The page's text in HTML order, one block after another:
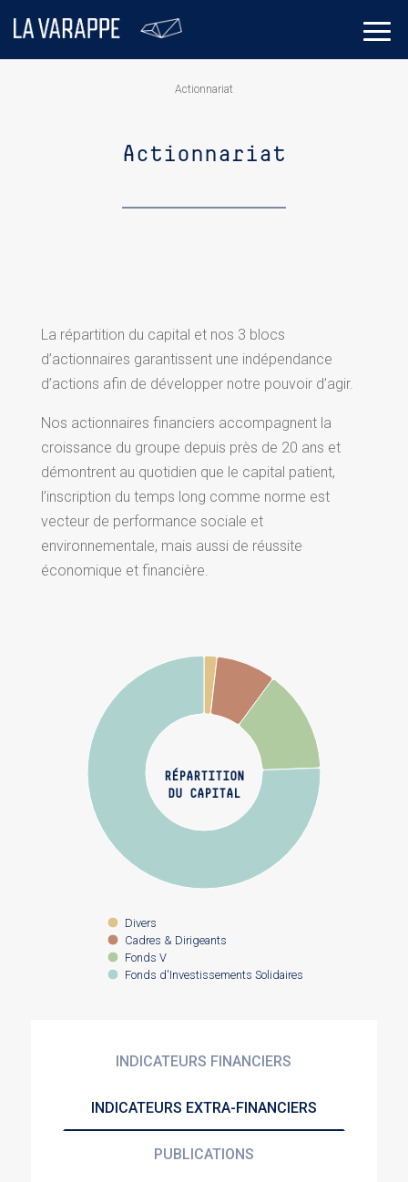
Actionnariat
Actionnariat
La répartition du capital et nos 3 blocs
d’actionnaires garantissent une indépendance
d’actions afin de développer notre pouvoir d’agir.
Nos actionnaires financiers accompagnent la
croissance du groupe depuis près de 20 ans et
démontrent au quotidien que le capital patient,
l’inscription du temps long comme norme est
vecteur de performance sociale et
environnementale, mais aussi de réussite
économique et financière.
RÉPARTITION
DU CAPITAL
Divers
Cadres & Dirigeants
Fonds V
Fonds d'Investissements Solidaires
INDICATEURS FINANCIERS
INDICATEURS EXTRA-FINANCIERS
PUBLICATIONS